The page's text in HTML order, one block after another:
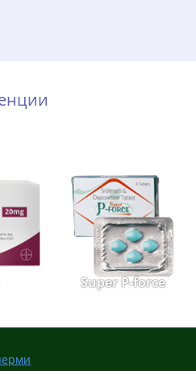
Super P-force